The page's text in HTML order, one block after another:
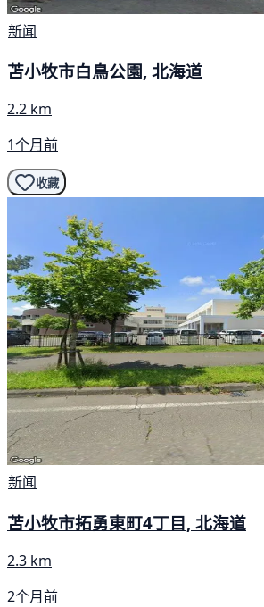
新闻
苫小牧市白鳥公園, 北海道
2.2 km
1个月前
收藏
新闻
苫小牧市拓勇東町4丁目, 北海道
2.3 km
2个月前